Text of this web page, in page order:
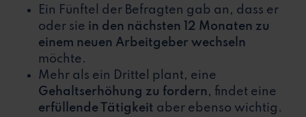
Ein Fünftel der Befragten gab an, dass er
oder sie in den nächsten 12 Monaten zu
einem neuen Arbeitgeber wechseln
möchte.
Mehr als ein Drittel plant, eine
Gehaltserhöhung zu fordern, findet eine
erfüllende Tätigkeit aber ebenso wichtig.